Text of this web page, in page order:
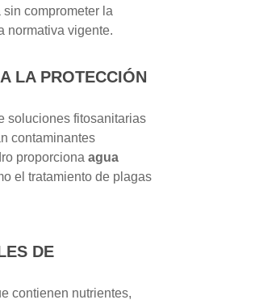
comprometer la
normativa vigente.
LA PROTECCIÓN
soluciones fitosanitarias
contaminantes
proporcionaagua
el tratamiento de plagas
DE
contienen nutrientes,